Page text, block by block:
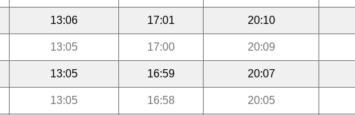
13:06 17:01 20:10
13:05 17:00 20:09
13:05 16:59 20:07
13:05 16:58 20:05